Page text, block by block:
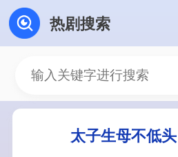
热剧搜索
太子生母不低头